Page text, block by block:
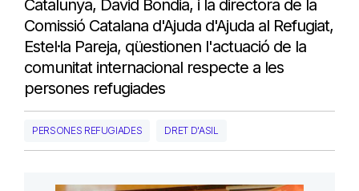
Catalunya, David Bondia, i la directora de la
Comissió Catalana d'Ajuda d'Ajuda al Refugiat,
Estel·la Pareja, qüestionen l'actuació de la
comunitat internacional respecte a les
persones refugiades
PERSONES REFUGIADES DRET D'ASIL